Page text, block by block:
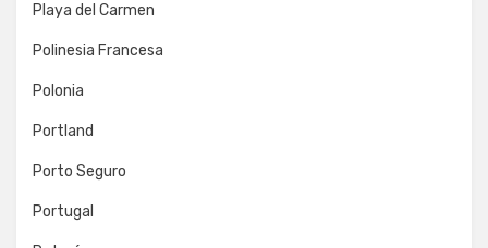
Playa del Carmen
Polinesia Francesa
Polonia
Portland
Porto Seguro
Portugal